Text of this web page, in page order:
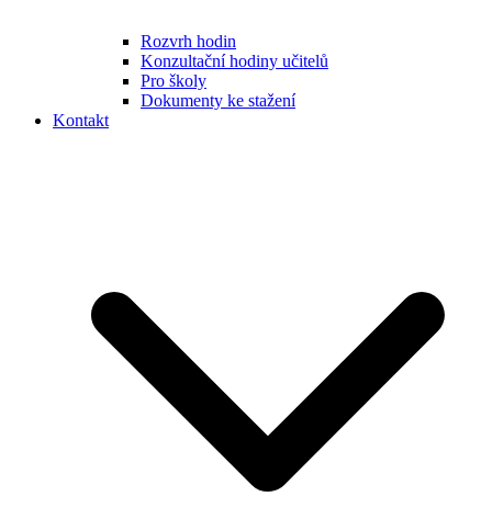
Rozvrh hodin
Konzultační hodiny učitelů
Pro školy
Dokumenty ke stažení
Kontakt